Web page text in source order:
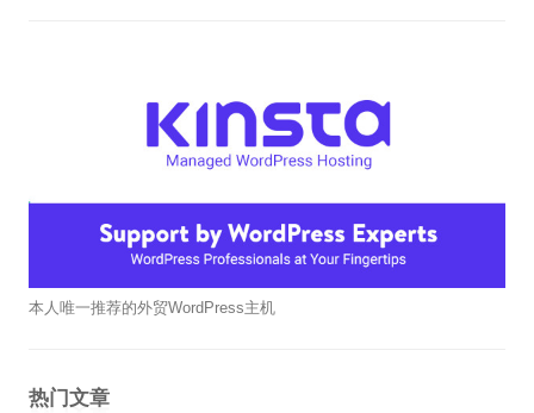
本人唯一推荐的外贸WordPress主机
热门文章